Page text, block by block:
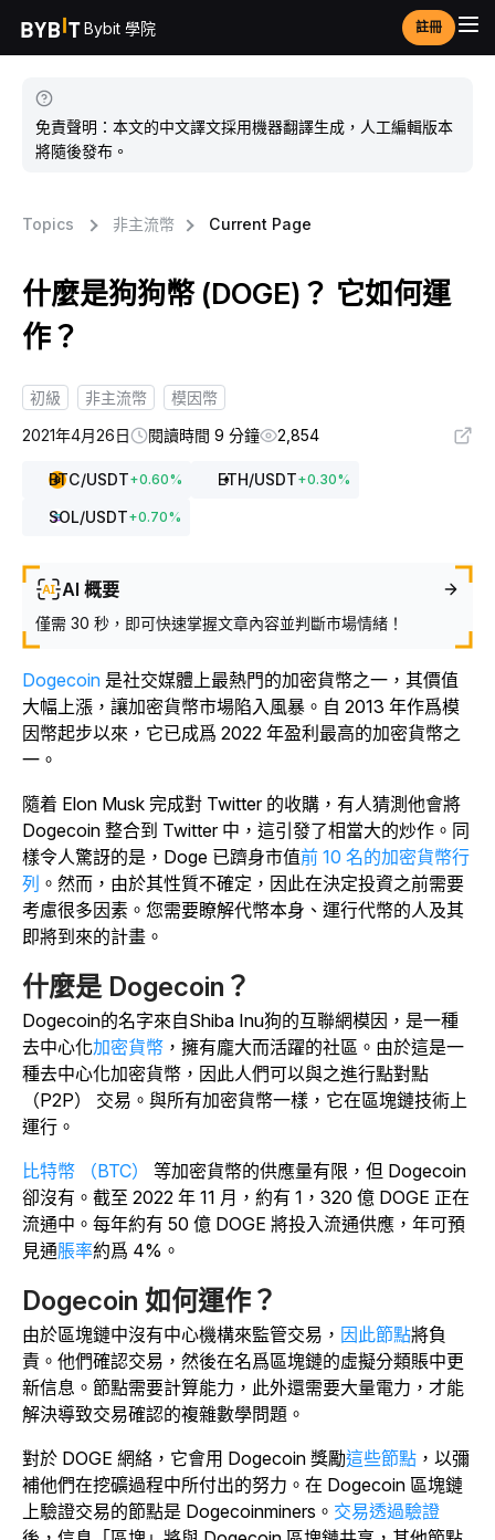
Bybit 學院 註冊
免責聲明：本文的中文譯文採用機器翻譯生成，人工編輯版本
將隨後發布。
Topics 非主流幣 Current Page
什麼是狗狗幣 (DOGE)？ 它如何運
作？
初級 非主流幣
模因幣
2021年4月26日
閱讀時間 9 分鐘 2,854
BTC/USDT+0.60% ETH/USDT+0.30%
SOL/USDT+0.70%
AI 概要
僅需 30 秒，即可快速掌握文章內容並判斷市場情緒！
Dogecoin 是社交媒體上最熱門的加密貨幣之一，其價值
大幅上漲，讓加密貨幣市場陷入風暴。自 2013 年作爲模
因幣起步以來，它已成爲 2022 年盈利最高的加密貨幣之
一。
隨着 Elon Musk 完成對 Twitter 的收購，有人猜測他會將
Dogecoin 整合到 Twitter 中，這引發了相當大的炒作。同
樣令人驚訝的是，Doge 已躋身市值前 10 名的加密貨幣行
列 。 然而，由於其性質不確定，因此在決定投資之前需要
考慮很多因素。您需要瞭解代幣本身、運行代幣的人及其
即將到來的計畫。
什麼是 Dogecoin？
Dogecoin的名字來自Shiba Inu狗的互聯網模因，是一種
去中心化加密貨幣 ，擁有龐大而活躍的社區。由於這是一
種去中心化加密貨幣，因此人們可以與之進行點對點
（P2P） 交易。與所有加密貨幣一樣，它在區塊鏈技術上
運行。
比特幣 （BTC）
等加密貨幣的供應量有限，但 Dogecoin
卻沒有。截至 2022 年 11 月，約有 1，320 億 DOGE 正在
流通中。每年約有 50 億 DOGE 將投入流通供應，年可預
見通脹率約爲 4%。
Dogecoin 如何運作？
由於區塊鏈中沒有中心機構來監管交易， 因此節點將負
責。他們確認交易，然後在名爲區塊鏈的虛擬分類賬中更
新信息。 節點需要計算能力，此外還需要大量電力，才能
解決導致交易確認的複雜數學問題。
對於 DOGE 網絡，它會用 Dogecoin 獎勵這些節點 ，以彌
補他們在挖礦過程中所付出的努力。在 Dogecoin 區塊鏈
上驗證交易的節點是 Dogecoinminers 。 交易透過驗證